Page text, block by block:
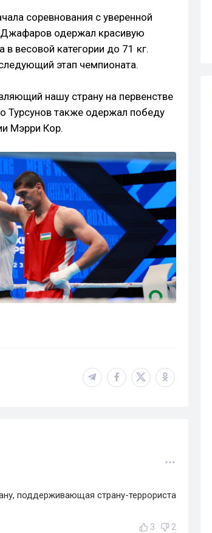
соревнования с уверенной
одержал красивую
весовой категории до 71 кг.
этап чемпионата.
нашу страну на первенстве
Турсунов также одержал победу
Мэрри Кор.
поддерживающая страну-террориста
3 2